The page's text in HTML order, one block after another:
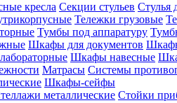
кресла Секции стульев Стулья
Тележки грузовые
Тумбы под аппаратуру
Шкафы для документов
Шкафы навесные
Матрасы Системы
Шкафы-сейфы
металлические Стойки